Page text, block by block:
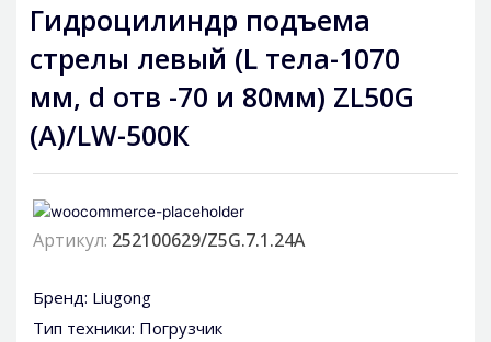
Гидроцилиндр подъема
стрелы левый (L тела-1070
мм, d отв -70 и 80мм) ZL50G
(A)/LW-500К
Артикул: 252100629/Z5G.7.1.24А
Бренд: Liugong
Тип техники: Погрузчик